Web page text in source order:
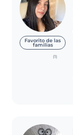
Favorito de las
familias
(1)